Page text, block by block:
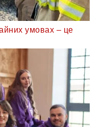
умовах – це